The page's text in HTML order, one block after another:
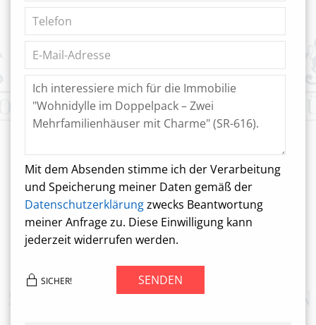
Mit dem Absenden stimme ich der Verarbeitung
und Speicherung meiner Daten gemäß der
Datenschutzerklärungzwecks Beantwortung
meiner Anfrage zu. Diese Einwilligung kann
jederzeit widerrufen werden.
SICHER! SENDEN